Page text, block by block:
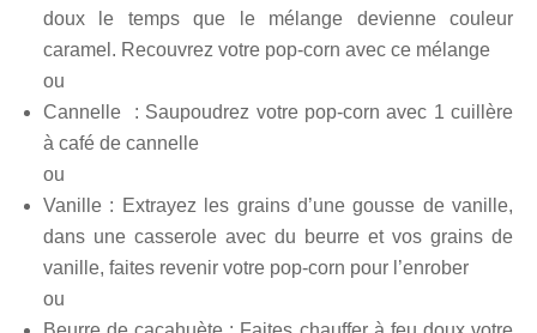
doux le temps que le mélange devienne couleur
caramel. Recouvrez votre pop-corn avec ce mélange
ou
Cannelle : Saupoudrez votre pop-corn avec 1 cuillère
à café de cannelle
ou
Vanille : Extrayez les grains d’une gousse de vanille,
dans une casserole avec du beurre et vos grains de
vanille, faites revenir votre pop-corn pour l’enrober
ou